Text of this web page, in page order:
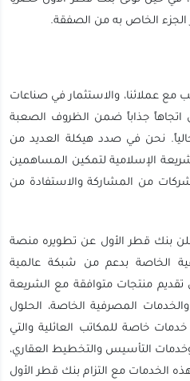
الجزء الخاص به من الصفقة.
مع عملائنا، والاستثمار في صناعات
اتجاهاً جذاباً ضمن الظروف الصعبة
نحن في صدد هيكلة العديد من
الإسلامية لتمكين المساهمين
من المشاركة والاستفادة من
بنك قطر الأول عن تطويره منصة
الخاصة بدعم من شبكة عالمية
تقديم منتجات متوافقة مع الشريعة
المصرفية الخاصة، الحلول
خدمات خاصة للمكاتب العائلية والتي
التأسيس والتخطيط العقاري،
الخدمات مع التزام بنك قطر الأول